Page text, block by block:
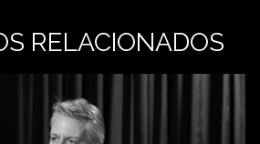
RELACIONADOS